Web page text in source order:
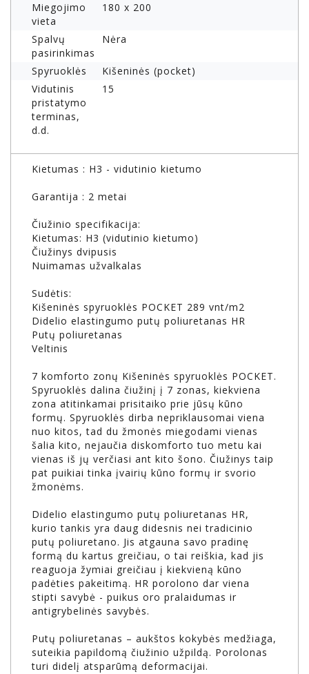
Miegojimo
vieta
180 x 200
Spalvų
pasirinkimas
Nėra
Spyruoklės
Kišeninės (pocket)
Vidutinis
pristatymo
terminas,
d.d.
15
Kietumas : H3 - vidutinio kietumo
Garantija : 2 metai
Čiužinio specifikacija:
Kietumas: H3 (vidutinio kietumo)
Čiužinys dvipusis
Nuimamas užvalkalas
Sudėtis:
Kišeninės spyruoklės POCKET 289 vnt/m2
Didelio elastingumo putų poliuretanas HR
Putų poliuretanas
Veltinis
7 komforto zonų Kišeninės spyruoklės POCKET.
Spyruoklės dalina čiužinį į 7 zonas, kiekviena
zona atitinkamai prisitaiko prie jūsų kūno
formų. Spyruoklės dirba nepriklausomai viena
nuo kitos, tad du žmonės miegodami vienas
šalia kito, nejaučia diskomforto tuo metu kai
vienas iš jų verčiasi ant kito šono. Čiužinys taip
pat puikiai tinka įvairių kūno formų ir svorio
žmonėms.
Didelio elastingumo putų poliuretanas HR,
kurio tankis yra daug didesnis nei tradicinio
putų poliuretano. Jis atgauna savo pradinę
formą du kartus greičiau, o tai reiškia, kad jis
reaguoja žymiai greičiau į kiekvieną kūno
padėties pakeitimą. HR porolono dar viena
stipti savybė - puikus oro pralaidumas ir
antigrybelinės savybės.
Putų poliuretanas – aukštos kokybės medžiaga,
suteikia papildomą čiužinio užpildą. Porolonas
turi didelį atsparūmą deformacijai.